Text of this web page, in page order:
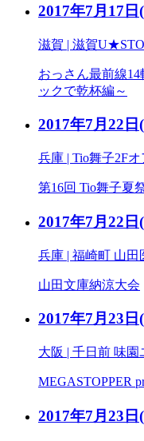
2017年7月17日
滋賀 | 滋賀
おっさん最前線
ックで乾杯編～
2017年7月22日
兵庫 | Tio舞子2F
第16回 Tio舞子夏
2017年7月22日
兵庫 | 福崎町 山田
山田文庫納涼大会
2017年7月23日
大阪 | 千日前 味園
MEGASTOPPER
2017年7月23日